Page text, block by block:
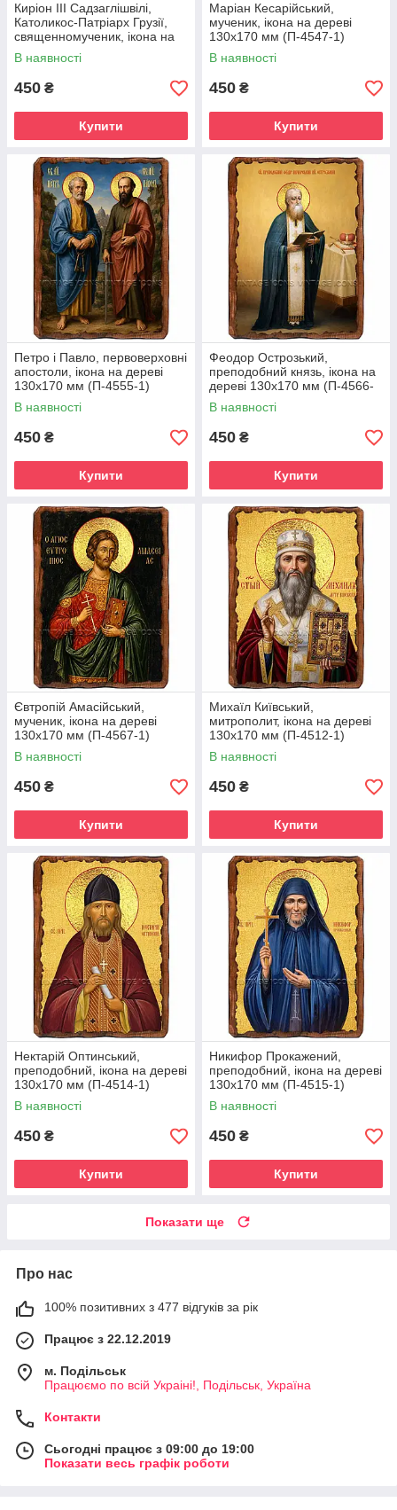
Киріон III Садзаглішвілі,
Католикос-Патріарх Грузії,
священномученик, ікона на
дереві 130х170 мм (П-4544-
1)
В наявності
450 ₴
Купити
Маріан Кесарійський,
мученик, ікона на дереві
130х170 мм (П-4547-1)
В наявності
450 ₴
Купити
Петро і Павло, первоверховні
апостоли, ікона на дереві
130х170 мм (П-4555-1)
В наявності
450 ₴
Купити
Феодор Острозький,
преподобний князь, ікона на
дереві 130х170 мм (П-4566-
1)
В наявності
450 ₴
Купити
Євтропій Амасійський,
мученик, ікона на дереві
130х170 мм (П-4567-1)
В наявності
450 ₴
Купити
Михаїл Київський,
митрополит, ікона на дереві
130х170 мм (П-4512-1)
В наявності
450 ₴
Купити
Нектарій Оптинський,
преподобний, ікона на дереві
130х170 мм (П-4514-1)
В наявності
450 ₴
Купити
Никифор Прокажений,
преподобний, ікона на дереві
130х170 мм (П-4515-1)
В наявності
450 ₴
Купити
Показати ще
Про нас
100% позитивних з 477 відгуків за рік
Працює з 22.12.2019
м. Подільськ
Працюємо по всій Украіні!, Подільськ, Україна
Контакти
Сьогодні працює з 09:00 до 19:00
Показати весь графік роботи